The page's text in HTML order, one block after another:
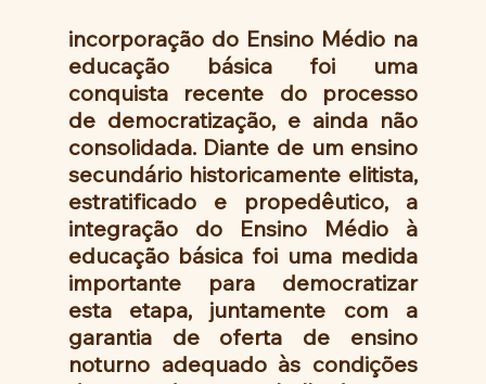
incorporação do Ensino Médio na
educação básica foi uma
conquista recente do processo
de democratização, e ainda não
consolidada. Diante de um ensino
secundário historicamente elitista,
estratificado e propedêutico, a
integração do Ensino Médio à
educação básica foi uma medida
importante para democratizar
esta etapa, juntamente com a
garantia de oferta de ensino
noturno adequado às condições